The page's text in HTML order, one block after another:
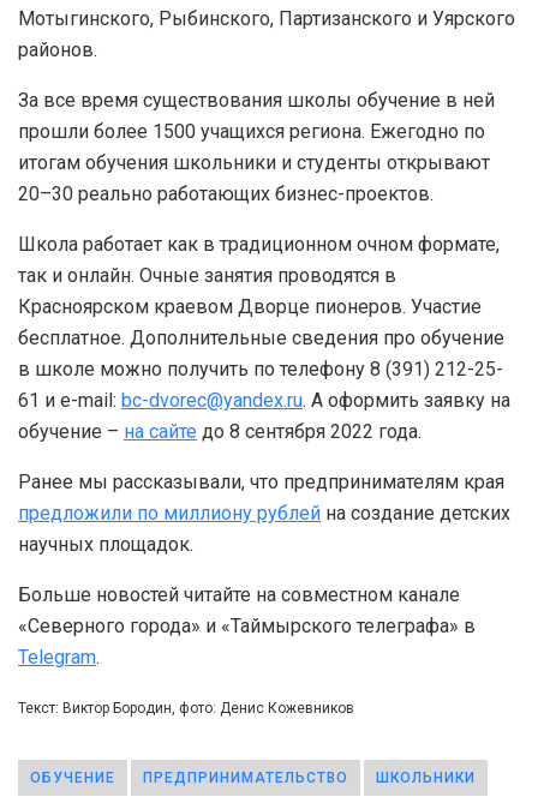
Мотыгинского, Рыбинского, Партизанского и Уярского
районов.
За все время существования школы обучение в ней
прошли более 1500 учащихся региона. Ежегодно по
итогам обучения школьники и студенты открывают
20–30 реально работающих бизнес-проектов.
Школа работает как в традиционном очном формате,
так и онлайн. Очные занятия проводятся в
Красноярском краевом Дворце пионеров. Участие
бесплатное. Дополнительные сведения про обучение
в школе можно получить по телефону 8 (391) 212-25-
61 и e-mail: bc-dvorec@yandex.ru. А оформить заявку на
обучение – на сайте до 8 сентября 2022 года.
Ранее мы рассказывали, что предпринимателям края
предложили по миллиону рублей на создание детских
научных площадок.
Больше новостей читайте на совместном канале
«Северного города» и «Таймырского телеграфа» в
Telegram.
Текст: Виктор Бородин, фото: Денис Кожевников
ОБУЧЕНИЕ ПРЕДПРИНИМАТЕЛЬСТВО ШКОЛЬНИКИ